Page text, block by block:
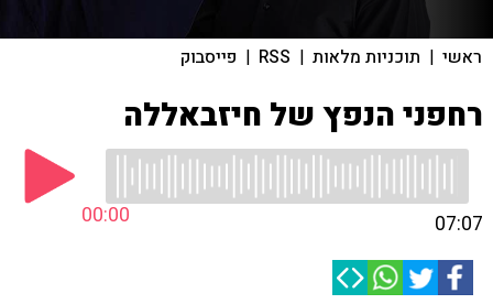
ראשי | תוכניות מלאות |
RSS
| פייסבוק
רחפני הנפץ של חיזבאללה
00:00 07:07